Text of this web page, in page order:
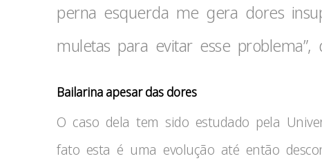
perna esquerda me gera dores
muletas para evitar esse problema”,
Bailarina apesar das dores
O caso dela tem sido estudado pela
fato esta é uma evolução até então